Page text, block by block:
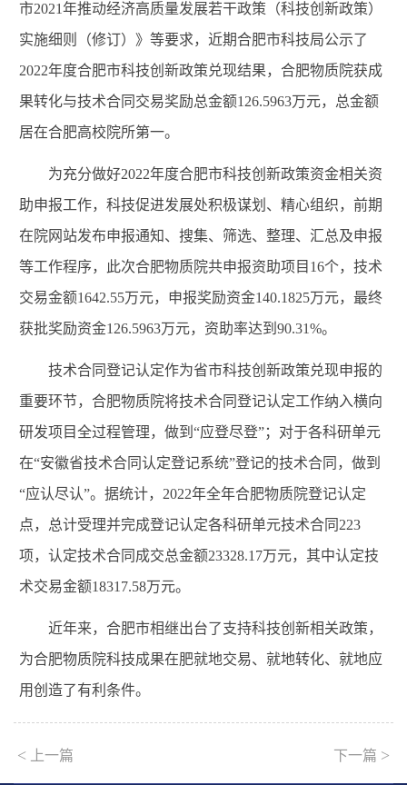
市2021年推动经济高质量发展若干政策（科技创新政策）
实施细则（修订）》等要求，近期合肥市科技局公示了
2022年度合肥市科技创新政策兑现结果，合肥物质院获成
果转化与技术合同交易奖励总金额126.5963万元，总金额
居在合肥高校院所第一。
为充分做好2022年度合肥市科技创新政策资金相关资
助申报工作，科技促进发展处积极谋划、精心组织，前期
在院网站发布申报通知、搜集、筛选、整理、汇总及申报
等工作程序，此次合肥物质院共申报资助项目 16个，技术
交易金额1642.55万元，申报奖励资金140.1825万元，最终
获批奖励资金126.5963万元，资助率达到 90.31%。
技术合同登记认定作为省市科技创新政策兑现申报的
重要环节，合肥物质院将技术合同登记认定工作纳入横向
研发项目全过程管理，做到“应登尽登”；对于各科研单元
在“安徽省技术合同认定登记系统”登记的技术合同，做到
“应认尽认”。据统计， 2022年全年合肥物质院登记认定
点，总计受理并完成登记认定各科研单元技术合同 223
项，认定技术合同成交总金额23328.17万元，其中认定技
术交易金额18317.58万元。
近年来，合肥市相继出台了支持科技创新相关政策，
为合肥物质院科技成果在肥就地交易、就地转化、就地应
用创造了有利条件。
< 上一篇 下一篇 >